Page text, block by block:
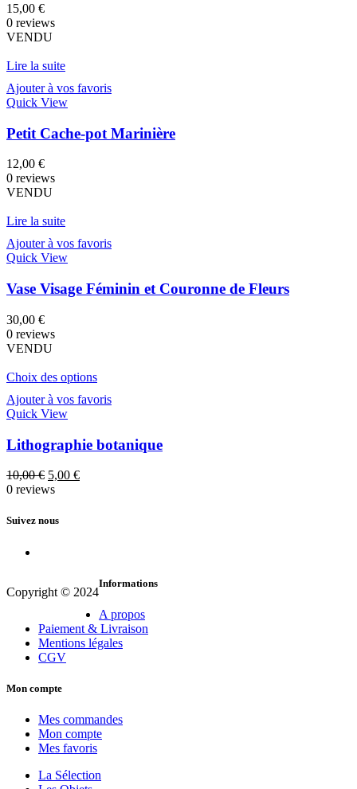
15,00 €
0 reviews
VENDU
Lire la suite
Ajouter à vos favoris
Quick View
Petit Cache-pot Marinière
12,00 €
0 reviews
VENDU
Lire la suite
Ajouter à vos favoris
Quick View
Vase Visage Féminin et Couronne de Fleurs
30,00 €
0 reviews
VENDU
Choix des options
Ajouter à vos favoris
Quick View
Lithographie botanique
10,00€ Le
prix
était :
5,00 €Le
0 reviews
Suivez nous
Copyright © 2024
Informations
A propos
Paiement & Livraison
Mentions légales
CGV
Mon compte
Mes commandes
Mon compte
Mes favoris
La Sélection